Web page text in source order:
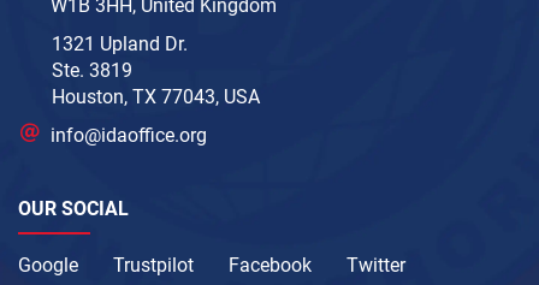
W1B 3HH, United Kingdom
1321 Upland Dr.
Ste. 3819
Houston, TX 77043, USA
info@idaoffice.org
OUR SOCIAL
Google Trustpilot Facebook
Twitter